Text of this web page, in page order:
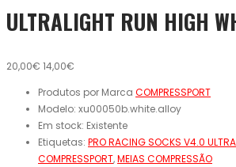
ULTRALIGHT RUN HIGH
20,00€ 14,00€
Produtos por Marca COMPRESSPORT
Modelo: xu00050b.white.alloy
Em stock: Existente
Etiquetas: PRO RACING SOCKS V4.0
COMPRESSPORT,MEIAS COMPRESSÃO